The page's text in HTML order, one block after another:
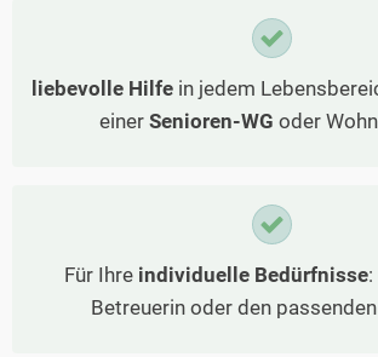
liebevolle Hilfe in jedem
einer Senioren-WG oder
Für Ihre individuelle Bedürfnisse:
Betreuerin oder den